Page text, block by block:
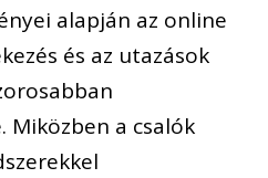
alapján az online
és az utazások
Miközben a csalók